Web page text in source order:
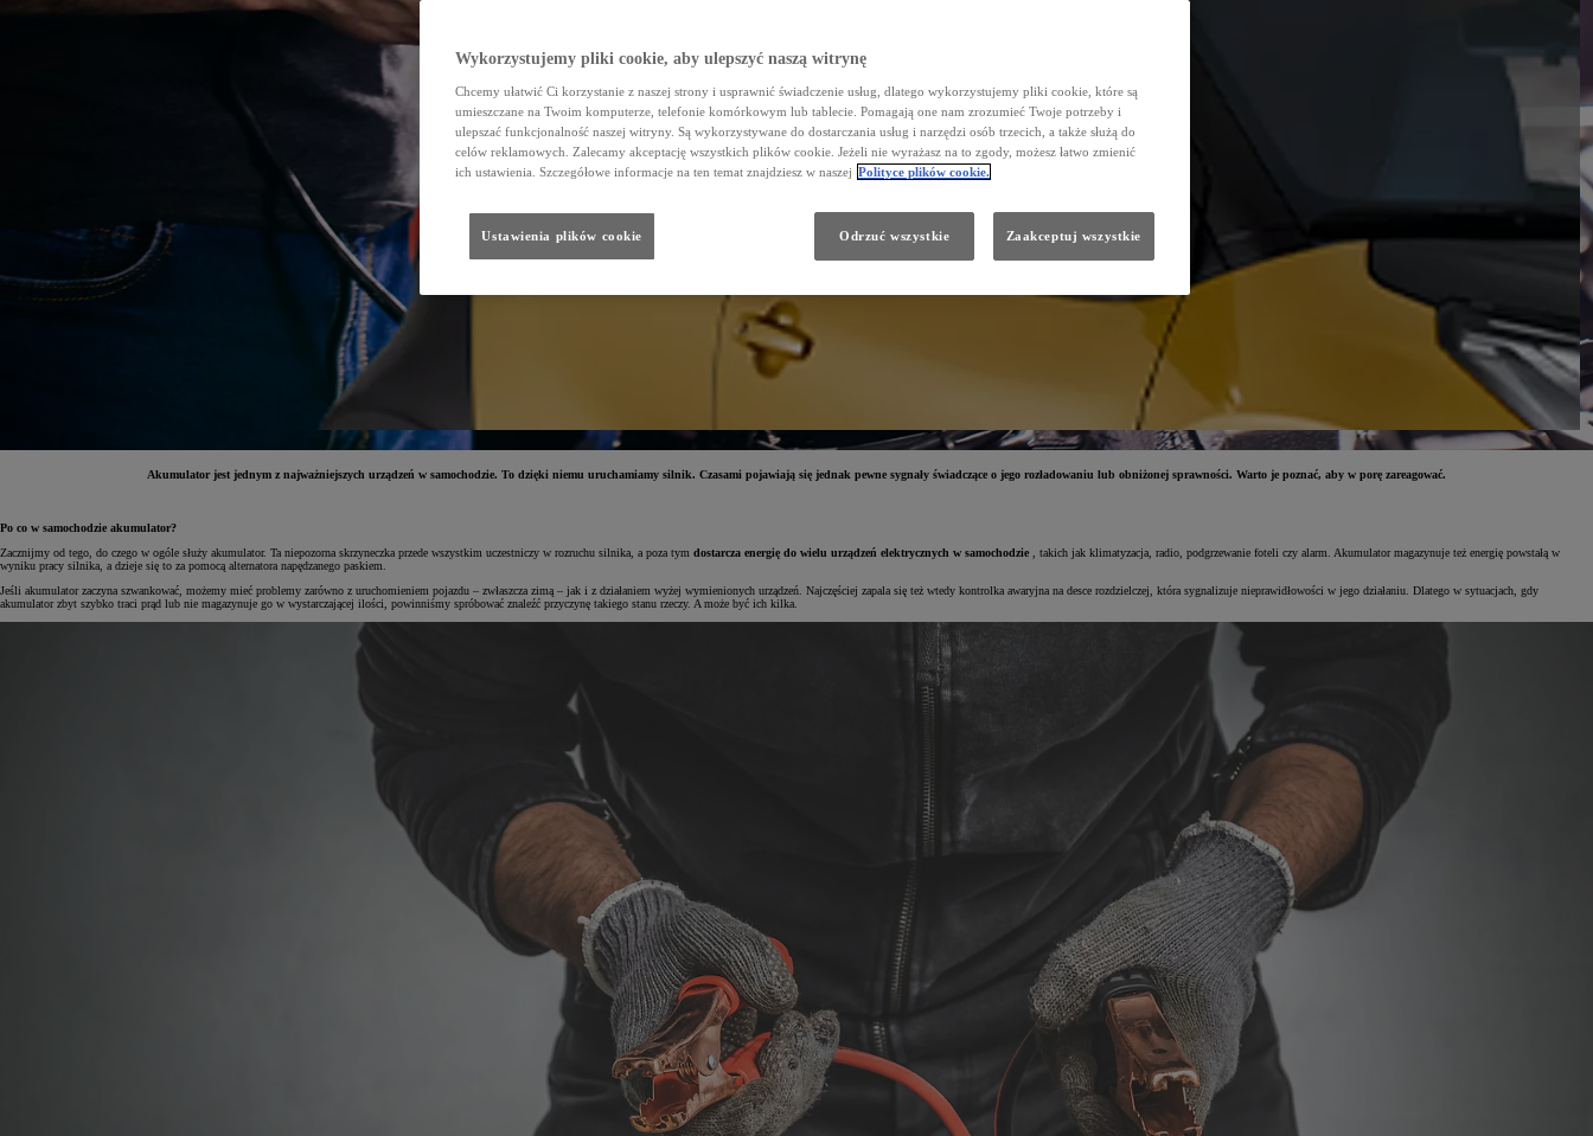
Akumulator jest jednym z najważniejszych urządzeń w samochodzie. To dzięki niemu uruchamiamy silnik. Czasami pojawiają się jednak pewne sygnały świadczące o jego rozładowaniu lub obniżonej sprawności. Warto je poznać, aby w porę zareagować.
Po co w samochodzie akumulator?
Zacznijmy od tego, do czego w ogóle służy akumulator. Ta niepozorna skrzyneczka przede wszystkim uczestniczy w rozruchu silnika, a poza tym dostarcza energię do wielu urządzeń elektrycznych w samochodzie , takich jak klimatyzacja, radio, podgrzewanie foteli czy alarm. Akumulator magazynuje też energię powstałą w
wyniku pracy silnika, a dzieje się to za pomocą alternatora napędzanego paskiem.
Jeśli akumulator zaczyna szwankować, możemy mieć problemy zarówno z uruchomieniem pojazdu – zwłaszcza zimą – jak i z działaniem wyżej wymienionych urządzeń. Najczęściej zapala się też wtedy kontrolka awaryjna na desce rozdzielczej, która sygnalizuje nieprawidłowości w jego działaniu. Dlatego w sytuacjach, gdy
akumulator zbyt szybko traci prąd lub nie magazynuje go w wystarczającej ilości, powinniśmy spróbować znaleźć przyczynę takiego stanu rzeczy. A może być ich kilka.
Wykorzystujemy pliki cookie, aby ulepszyć naszą witrynę
Chcemy ułatwić Ci korzystanie z naszej strony i usprawnić świadczenie usług, dlatego wykorzystujemy pliki cookie, które są
umieszczane na Twoim komputerze, telefonie komórkowym lub tablecie. Pomagają one nam zrozumieć Twoje potrzeby i
ulepszać funkcjonalność naszej witryny. Są wykorzystywane do dostarczania usług i narzędzi osób trzecich, a także służą do
celów reklamowych. Zalecamy akceptację wszystkich plików cookie. Jeżeli nie wyrażasz na to zgody, możesz łatwo zmienić
ich ustawienia. Szczegółowe informacje na ten temat znajdziesz w naszej Polityce plików cookie.
Ustawienia plików cookie Odrzuć wszystkie Zaakceptuj wszystkie